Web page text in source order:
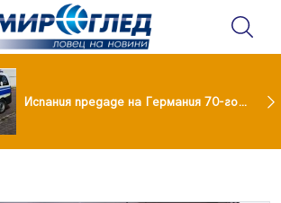
Испания предаде на Германия 70-годишен заподозрян за банков обир